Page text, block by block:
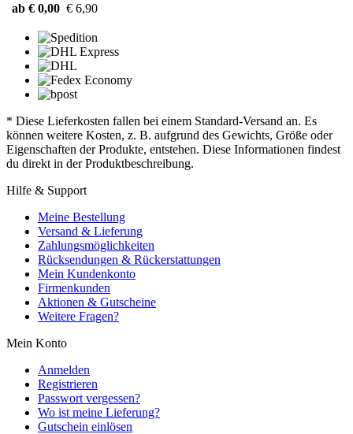
ab € 0,00 € 6,90
* Diese Lieferkosten fallen bei einem Standard-Versand an. Es
können weitere Kosten, z. B. aufgrund des Gewichts, Größe oder
Eigenschaften der Produkte, entstehen. Diese Informationen findest
du direkt in der Produktbeschreibung.
Hilfe & Support
Meine Bestellung
Versand & Lieferung
Zahlungsmöglichkeiten
Rücksendungen & Rückerstattungen
Mein Kundenkonto
Firmenkunden
Aktionen & Gutscheine
Weitere Fragen?
Mein Konto
Anmelden
Registrieren
Passwort vergessen?
Wo ist meine Lieferung?
Gutschein einlösen